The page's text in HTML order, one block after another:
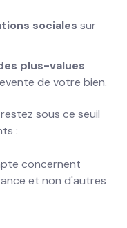
sociales sur
plus-values
de votre bien.
sous ce seuil
:
concernent
et non d'autres